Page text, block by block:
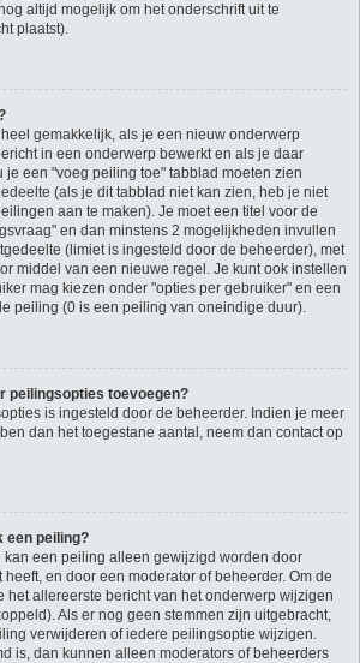
altijd mogelijk om het onderschrift uit te
plaatst).
gemakkelijk, als je een nieuw onderwerp
in een onderwerp bewerkt en als je daar
je een "voeg peiling toe" tabblad moeten zien
(als je dit tabblad niet kan zien, heb je niet
aan te maken). Je moet een titel voor de
en dan minstens 2 mogelijkheden invullen
(limiet is ingesteld door de beheerder), met
middel van een nieuwe regel. Je kunt ook instellen
mag kiezen onder "opties per gebruiker" en een
peiling (0 is een peiling van oneindige duur).
peilingsopties toevoegen?
is ingesteld door de beheerder. Indien je meer
dan het toegestane aantal, neem dan contact op
een peiling?
kan een peiling alleen gewijzigd worden door
en door een moderator of beheerder. Om de
het allereerste bericht van het onderwerp wijzigen
Als er nog geen stemmen zijn uitgebracht,
verwijderen of iedere peilingsoptie wijzigen.
is, dan kunnen alleen moderators of beheerders